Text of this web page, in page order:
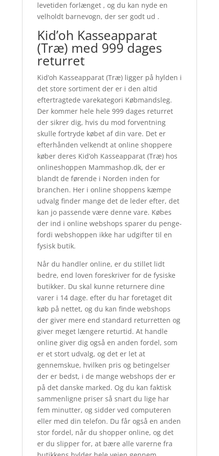
levetiden forlænget , og du kan nyde en
velholdt barnevogn, der ser godt ud .
Kid’oh Kasseapparat
(Træ) med 999 dages
returret
Kid’oh Kasseapparat (Træ) ligger på hylden i
det store sortiment der er i den altid
eftertragtede varekategori Købmandsleg.
Der kommer hele hele 999 dages returret
der sikrer dig, hvis du mod forventning
skulle fortryde købet af din vare. Det er
efterhånden velkendt at online shoppere
køber deres Kid’oh Kasseapparat (Træ) hos
onlineshoppen Mammashop.dk, der er
blandt de førende i Norden inden for
branchen. Her i online shoppens kæmpe
udvalg finder mange det de leder efter, det
kan jo passende være denne vare. Købes
der ind i online webshops sparer du penge-
fordi webshoppen ikke har udgifter til en
fysisk butik.
Når du handler online, er du stillet lidt
bedre, end loven foreskriver for de fysiske
butikker. Du skal kunne returnere dine
varer i 14 dage. efter du har foretaget dit
køb på nettet, og du kan finde webshops
der giver mere end standard returretten og
giver meget længere returtid. At handle
online giver dig også en anden fordel, som
er et stort udvalg, og det er let at
gennemskue, hvilken pris og betingelser
der er bedst, i de mange webshops der er
på det danske marked. Og du kan faktisk
sammenligne priser så snart du lige har
fem minutter, og sidder ved computeren
eller med din telefon. Du får også en anden
stor fordel, når du shopper online, og det
er du slipper for, at bære alle varerne fra